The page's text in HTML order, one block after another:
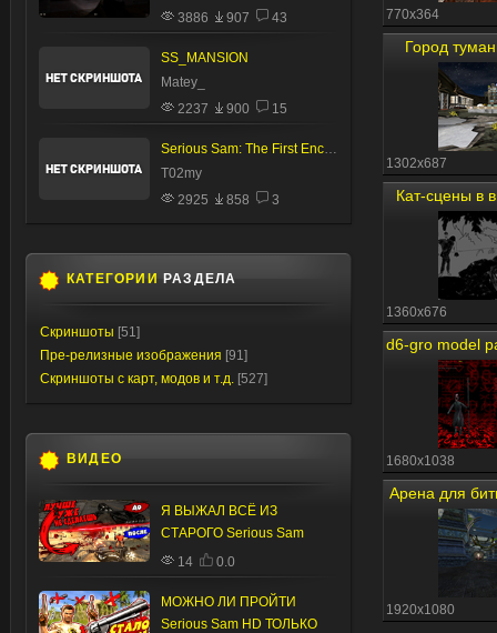
770x364
Город
1302x687
Кат-сцены в
1360x676
1680x1038
Арена для
1920x1080
3886
907 43
SS_MANSION
Matey_
2237
900 15
Serious Sam: The First Encounter Soundtrack
T02my
2925
858 3
КАТЕГОРИИ РАЗДЕЛА
Скриншоты [51]
Пре-релизные изображения [91]
Скриншоты с карт, модов и т.д. [527]
ВИДЕО
Я ВЫЖАЛ ВСЁ ИЗ
СТАРОГО Serious Sam
14
0.0
МОЖНО ЛИ ПРОЙТИ
Serious Sam HD ТОЛЬКО